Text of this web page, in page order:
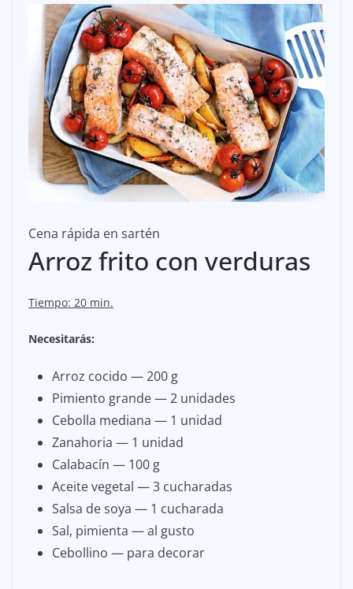
Cena rápida en sartén
Arroz frito con verduras
Tiempo: 20 min.
Necesitarás:
Arroz cocido — 200 g
Pimiento grande — 2 unidades
Cebolla mediana — 1 unidad
Zanahoria — 1 unidad
Calabacín — 100 g
Aceite vegetal — 3 cucharadas
Salsa de soya — 1 cucharada
Sal, pimienta — al gusto
Cebollino — para decorar